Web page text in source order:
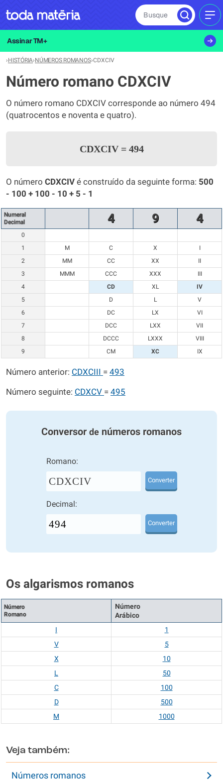
Busque
Assinar TM+
›HISTÓRIA›NÚMEROS ROMANOS›CDXCIV
Número romano CDXCIV
O número romano CDXCIV corresponde ao número 494
(quatrocentos e noventa e quatro).
CDXCIV =494
O número CDXCIV é construído da seguinte forma: 500
- 100 + 100 - 10 + 5 - 1
Numeral
Decimal
4 9 4
0
1
M C X
I
2
MM CC XX
II
3
MMM CCC XXX
III
4
CD XL
IV
5
D L
V
6
DC LX
VI
7
DCC LXX
VII
8
DCCC LXXX
VIII
9
CM XC IX
Número anterior: CDXCIII = 493
Número seguinte: CDXCV = 495
Conversor de números romanos
Romano:
CDXCIV Converter
Decimal:
Converter
Os algarismos romanos
Número
Romano
Número
Arábico
I
1
V
5
X
10
L
50
C
100
D
500
M
1000
Veja também:
Números romanos